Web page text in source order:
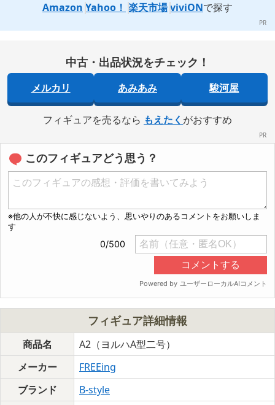
Amazon Yahoo！ 楽天市場 viviONで探す
中古・出品状況をチェック！
メルカリ あみあみ 駿河屋
フィギュアを売るなら もえたく がおすすめ
このフィギュアどう思う？
フィギュア詳細情報
商品名
A2（ヨルハA型二号）
メーカー
FREEing
ブランド
B-style